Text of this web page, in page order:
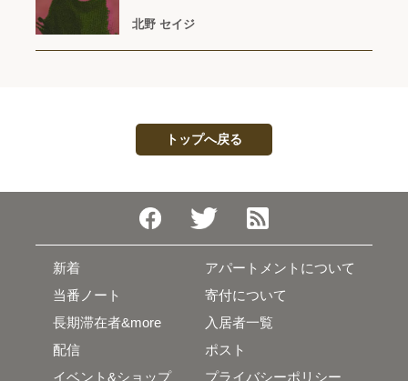
北野 セイジ
トップへ戻る
新着
当番ノート
長期滞在者&more
配信
イベント&ショップ
アパートメントについて
寄付について
入居者一覧
ポスト
プライバシーポリシー